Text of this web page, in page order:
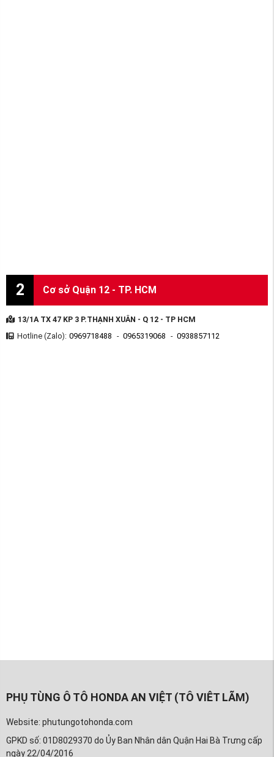
2 Cơ sở Quận 12 - TP. HCM
13/1A TX 47 KP 3 P.THẠNH XUÂN - Q 12 - TP HCM
Hotline (Zalo): 0969718488 - 0965319068 - 0938857112
PHỤ TÙNG Ô TÔ HONDA AN VIỆT (TÔ VIÊT LÃM)
Website: phutungotohonda.com
GPKD số: 01D8029370 do Ủy Ban Nhân dân Quận Hai Bà Trưng cấp
ngày 22/04/2016